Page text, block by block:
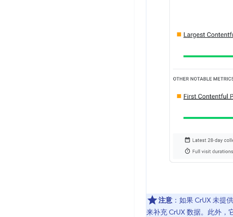
注意 ：如果 CrUX 未提
来补充 CrUX 数据。此外，